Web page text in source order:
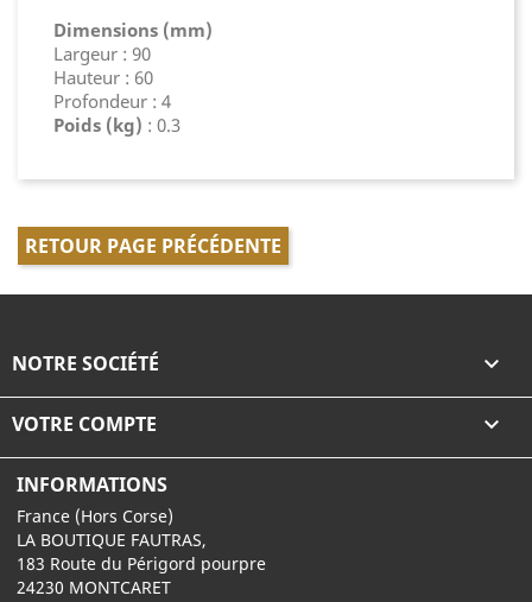
Dimensions (mm)
Largeur : 90
Hauteur : 60
Profondeur : 4
Poids (kg) : 0.3
RETOUR PAGE PRÉCÉDENTE
NOTRE SOCIÉTÉ 
VOTRE COMPTE 
INFORMATIONS
France (Hors Corse)
LA BOUTIQUE FAUTRAS,
183 Route du Périgord pourpre
24230 MONTCARET